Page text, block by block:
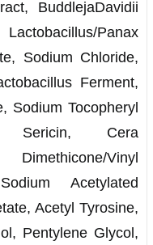
BuddlejaDavidii
Panax
Sodium Chloride,
Ferment,
Sodium Tocopheryl
Sericin, Cera
Dimethicone/Vinyl
Acetylated
Acetyl Tyrosine,
Pentylene Glycol,